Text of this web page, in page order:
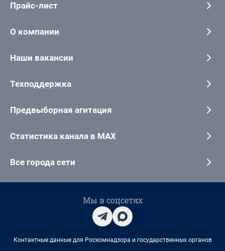
Прайс-лист
О компании
Наши вакансии
Техподдержка
Предвыборная агитация
Статистика канала в MAX
Все города сети
Мы в соцсетях
Контактные данные для Роскомнадзора и государственных органов